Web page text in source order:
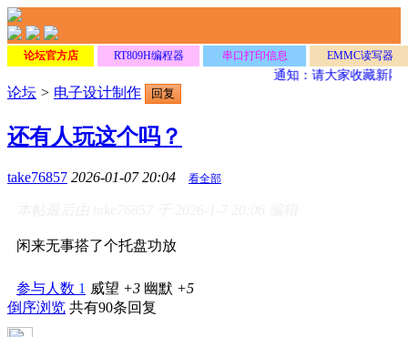
论坛官方店 RT809H编程器 串口打印信息 EMMC读写器
通知：请大家收藏新网
论坛 > 电子设计制作 回复
还有人玩这个吗？
take76857 2026-01-07 20:04 看全部
闲来无事搭了个托盘功放
参与人数 1 威望 +3 幽默 +5
倒序浏览 共有90条回复